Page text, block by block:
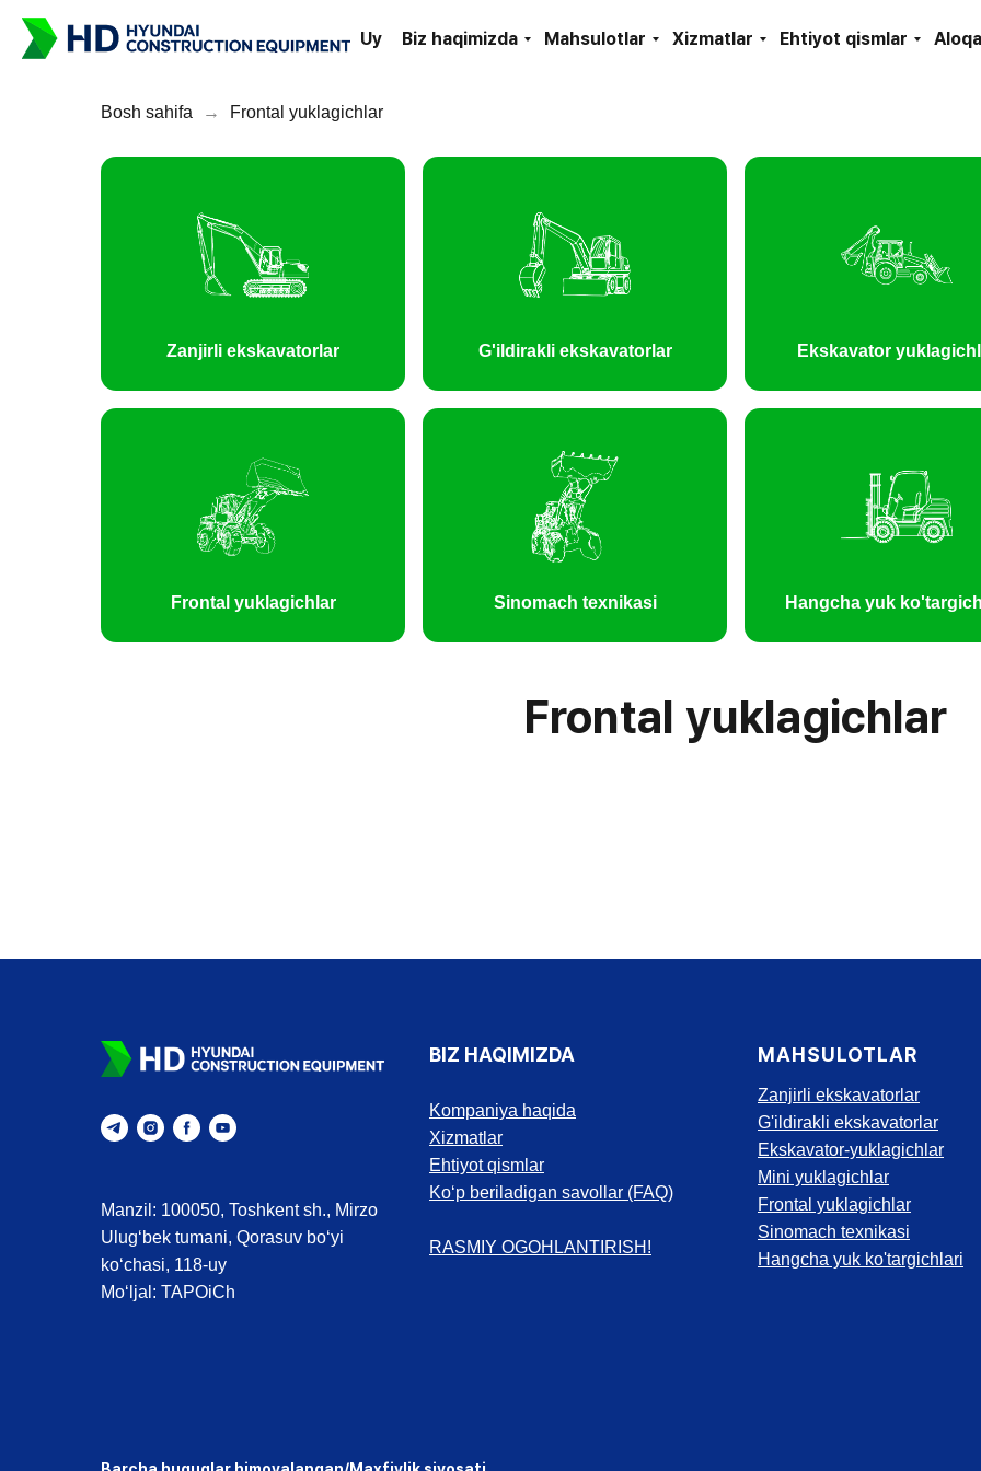
Uy Biz haqimizda Mahsulotlar Xizmatlar Ehtiyot qismlar
Bosh sahifa → Frontal yuklagichlar
Zanjirli ekskavatorlar G'ildirakli ekskavatorlar Ekskavator
Frontal yuklagichlar Sinomach texnikasi Hangcha yuk
Frontal yuklagichlar
Manzil: 100050, Toshkent sh., Mirzo
Ulug‘bek tumani, Qorasuv bo‘yi
ko‘chasi, 118-uy
Mo‘ljal: TAPOiCh
BIZ HAQIMIZDA
Kompaniya haqida
Xizmatlar
Ehtiyot qismlar
Ko‘p beriladigan savollar (FAQ)
RASMIY OGOHLANTIRISH!
MAHSULOTLAR
Zanjirli ekskavatorlar
G'ildirakli ekskavatorlar
Ekskavator-yuklagichlar
Mini yuklagichlar
Frontal yuklagichlar
Sinomach texnikasi
Hangcha yuk ko'targichlari